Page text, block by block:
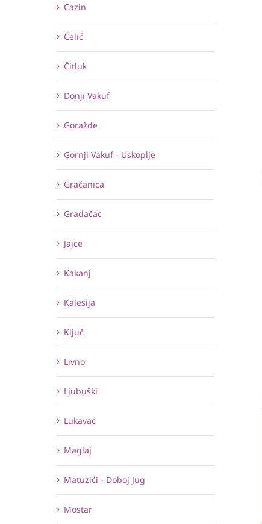
Cazin
Čelić
Čitluk
Donji Vakuf
Goražde
Gornji Vakuf - Uskoplje
Gračanica
Gradačac
Jajce
Kakanj
Kalesija
Ključ
Livno
Ljubuški
Lukavac
Maglaj
Matuzići - Doboj Jug
Mostar